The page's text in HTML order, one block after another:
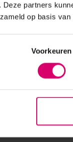
partners
op basis
Voorkeuren